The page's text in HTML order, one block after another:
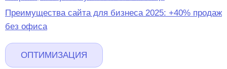
Преимущества сайта для бизнеса 2025: +40% продаж
без офиса
ОПТИМИЗАЦИЯ